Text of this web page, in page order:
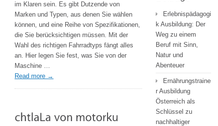
im Klaren sein. Es gibt Dutzende von
Marken und Typen, aus denen Sie wählen
können, und eine Reihe von Spezifikationen,
die Sie berücksichtigen müssen. Mit der
Wahl des richtigen Fahrradtyps fängt alles
an. Hier legen Sie fest, was Sie von der
Maschine …
Read more →
Erlebnispädagogi
k Ausbildung: Der
Weg zu einem
Beruf mit Sinn,
Natur und
Abenteuer
Ernährungstraine
r Ausbildung
Österreich als
Schlüssel zu
nachhaltiger